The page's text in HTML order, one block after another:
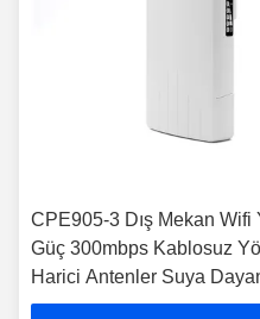
CPE905-3 Dış Mekan Wifi
Güç 300mbps Kablosuz
Harici Antenler Suya